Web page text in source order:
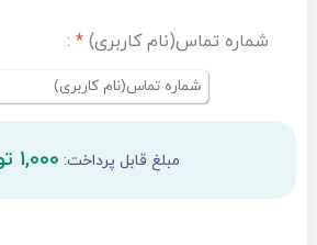
شماره تماس(نام کاربری) *
:
مبلغ قابل پرداخت: 1,000 تومان